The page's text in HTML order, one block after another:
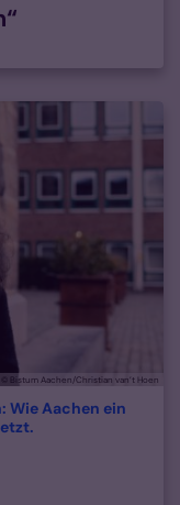
© Bistum Aachen/Christian van’t Hoen
Wie Aachen ein